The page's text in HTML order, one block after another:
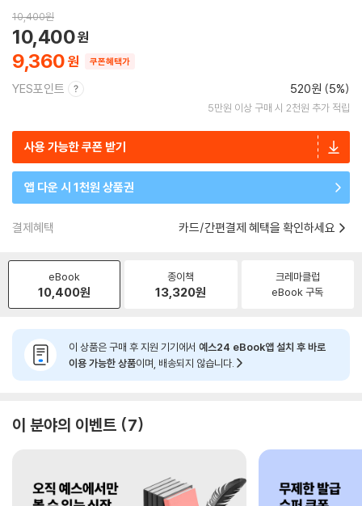
10,400원
9,360
10,400
쿠폰혜택가
YES포인트 520원 (5%)
5만원 이상 구매 시 2천원 추가 적립
사용 가능한 쿠폰 받기
앱 다운 시 1천원 상품권
결제혜택 카드/간편결제 혜택을 확인하세요
eBook
10,400원
종이책
13,320원
크레마클럽
eBook 구독
이 상품은 구매 후 지원 기기에서 예스24 eBook앱 설치 후 바로
이용 가능한 상품이며, 배송되지 않습니다.
이 분야의 이벤트 7